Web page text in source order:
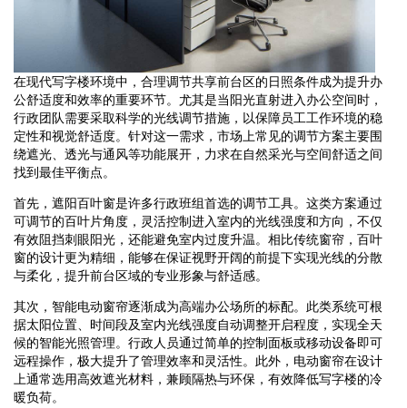
在现代写字楼环境中，合理调节共享前台区的日照条件成为提升办
公舒适度和效率的重要环节。尤其是当阳光直射进入办公空间时，
行政团队需要采取科学的光线调节措施，以保障员工工作环境的稳
定性和视觉舒适度。针对这一需求，市场上常见的调节方案主要围
绕遮光、透光与通风等功能展开，力求在自然采光与空间舒适之间
找到最佳平衡点。
首先，遮阳百叶窗是许多行政班组首选的调节工具。这类方案通过
可调节的百叶片角度，灵活控制进入室内的光线强度和方向，不仅
有效阻挡刺眼阳光，还能避免室内过度升温。相比传统窗帘，百叶
窗的设计更为精细，能够在保证视野开阔的前提下实现光线的分散
与柔化，提升前台区域的专业形象与舒适感。
其次，智能电动窗帘逐渐成为高端办公场所的标配。此类系统可根
据太阳位置、时间段及室内光线强度自动调整开启程度，实现全天
候的智能光照管理。行政人员通过简单的控制面板或移动设备即可
远程操作，极大提升了管理效率和灵活性。此外，电动窗帘在设计
上通常选用高效遮光材料，兼顾隔热与环保，有效降低写字楼的冷
暖负荷。